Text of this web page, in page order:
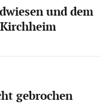
und dem
gebrochen